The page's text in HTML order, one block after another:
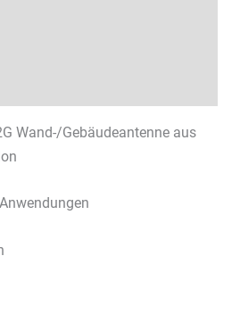
Wand-/Gebäudeantenne aus